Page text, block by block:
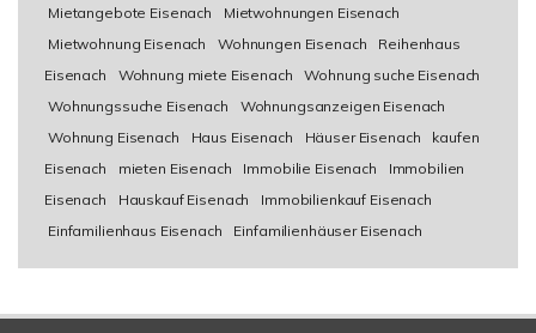
Mietangebote Eisenach
Mietwohnungen Eisenach
Mietwohnung Eisenach
Wohnungen Eisenach
Reihenhaus
Eisenach
Wohnung miete Eisenach
Wohnung suche Eisenach
Wohnungssuche Eisenach
Wohnungsanzeigen Eisenach
Wohnung Eisenach
Haus Eisenach Häuser Eisenach
kaufen
Eisenach
mieten Eisenach Immobilie Eisenach
Immobilien
Eisenach
Hauskauf Eisenach
Immobilienkauf Eisenach
Einfamilienhaus Eisenach
Einfamilienhäuser Eisenach